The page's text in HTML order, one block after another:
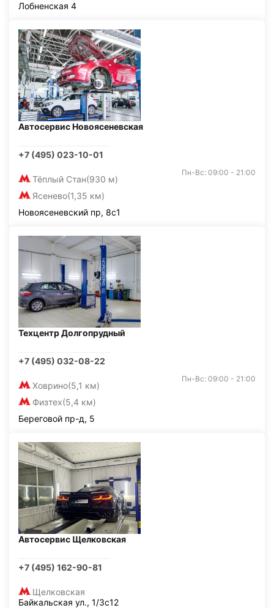
Лобненская 4
Автосервис Новоясеневская
+7 (495) 023-10-01
Тёплый Стан(930 м)
Ясенево(1,35 км)
Пн-Вс: 09:00 - 21:00
Новоясеневский пр, 8с1
Техцентр Долгопрудный
+7 (495) 032-08-22
Ховрино(5,1 км)
Физтех(5,4 км)
Пн-Вс: 09:00 - 21:00
Береговой пр-д, 5
Автосервис Щелковская
+7 (495) 162-90-81
Щелковская
Байкальская ул., 1/3с12